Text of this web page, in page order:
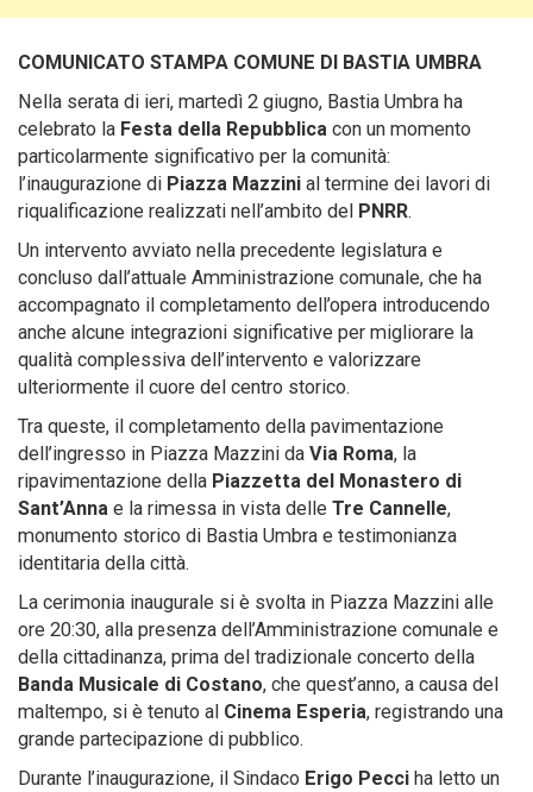
COMUNICATO STAMPA COMUNE DI BASTIA UMBRA
Nella serata di ieri, martedì 2 giugno, Bastia Umbra ha
celebrato la Festa della Repubblica con un momento
particolarmente significativo per la comunità:
l’inaugurazione di Piazza Mazzini al termine dei lavori di
riqualificazione realizzati nell’ambito del PNRR.
Un intervento avviato nella precedente legislatura e
concluso dall’attuale Amministrazione comunale, che ha
accompagnato il completamento dell’opera introducendo
anche alcune integrazioni significative per migliorare la
qualità complessiva dell’intervento e valorizzare
ulteriormente il cuore del centro storico.
Tra queste, il completamento della pavimentazione
dell’ingresso in Piazza Mazzini da Via Roma, la
ripavimentazione della Piazzetta del Monastero di
Sant’Anna e la rimessa in vista delle Tre Cannelle,
monumento storico di Bastia Umbra e testimonianza
identitaria della città.
La cerimonia inaugurale si è svolta in Piazza Mazzini alle
ore 20:30, alla presenza dell’Amministrazione comunale e
della cittadinanza, prima del tradizionale concerto della
Banda Musicale di Costano, che quest’anno, a causa del
maltempo, si è tenuto al Cinema Esperia, registrando una
grande partecipazione di pubblico.
Durante l’inaugurazione, il Sindaco Erigo Pecci ha letto un